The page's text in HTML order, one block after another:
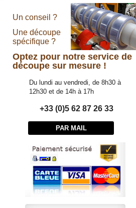
Un conseil ?
Une découpe
spécifique ?
Optez pour notre service de
découpe sur mesure !
Du lundi au vendredi, de 8h30 à
12h30 et de 14h à 17h
+33 (0)5 62 87 26 33
PAR MAIL